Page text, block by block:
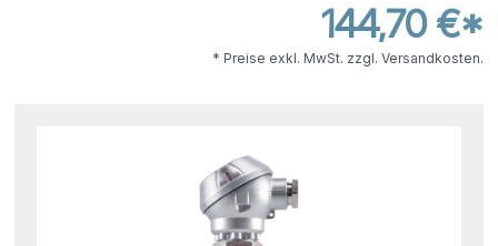
144,70 €*
* Preise exkl. MwSt. zzgl. Versandkosten.